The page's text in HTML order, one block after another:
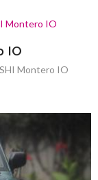
IO
Montero IO